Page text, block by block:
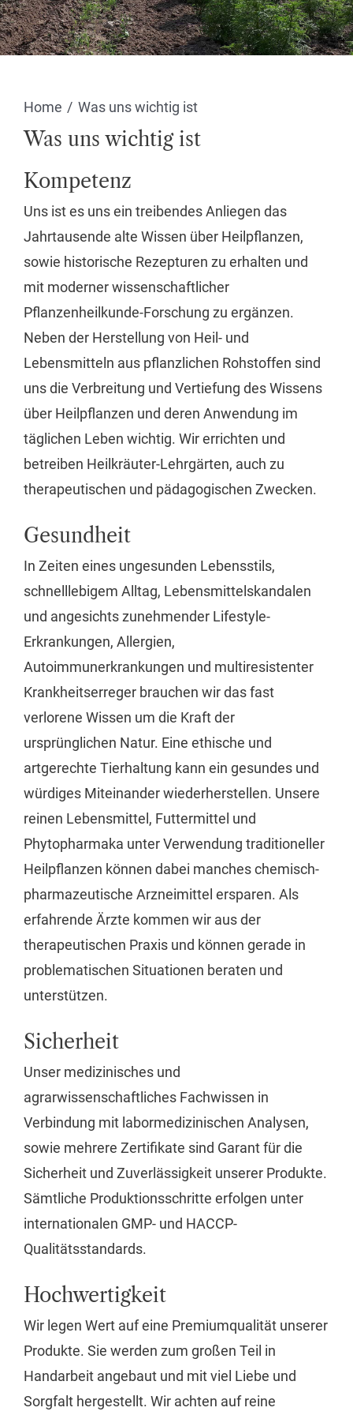
Home Was uns wichtig ist
Was uns wichtig ist
Kompetenz
Uns ist es uns ein treibendes Anliegen das
Jahrtausende alte Wissen über Heilpflanzen,
sowie historische Rezepturen zu erhalten und
mit moderner wissenschaftlicher
Pflanzenheilkunde-Forschung zu ergänzen.
Neben der Herstellung von Heil- und
Lebensmitteln aus pflanzlichen Rohstoffen sind
uns die Verbreitung und Vertiefung des Wissens
über Heilpflanzen und deren Anwendung im
täglichen Leben wichtig. Wir errichten und
betreiben Heilkräuter-Lehrgärten, auch zu
therapeutischen und pädagogischen Zwecken.
Gesundheit
In Zeiten eines ungesunden Lebensstils,
schnelllebigem Alltag, Lebensmittelskandalen
und angesichts zunehmender Lifestyle-
Erkrankungen, Allergien,
Autoimmunerkrankungen und multiresistenter
Krankheitserreger brauchen wir das fast
verlorene Wissen um die Kraft der
ursprünglichen Natur. Eine ethische und
artgerechte Tierhaltung kann ein gesundes und
würdiges Miteinander wiederherstellen. Unsere
reinen Lebensmittel, Futtermittel und
Phytopharmaka unter Verwendung traditioneller
Heilpflanzen können dabei manches chemisch-
pharmazeutische Arzneimittel ersparen. Als
erfahrende Ärzte kommen wir aus der
therapeutischen Praxis und können gerade in
problematischen Situationen beraten und
unterstützen.
Sicherheit
Unser medizinisches und
agrarwissenschaftliches Fachwissen in
Verbindung mit labormedizinischen Analysen,
sowie mehrere Zertifikate sind Garant für die
Sicherheit und Zuverlässigkeit unserer Produkte.
Sämtliche Produktionsschritte erfolgen unter
internationalen GMP- und HACCP-
Qualitätsstandards.
Hochwertigkeit
Wir legen Wert auf eine Premiumqualität unserer
Produkte. Sie werden zum großen Teil in
Handarbeit angebaut und mit viel Liebe und
Sorgfalt hergestellt. Wir achten auf reine